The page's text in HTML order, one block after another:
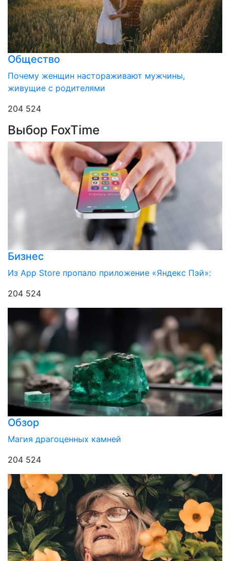
Общество
Почему женщин настораживают мужчины,
живущие с родителями
204 524
Выбор FoxTime
Бизнес
Из App Store пропало приложение «Яндекс Пэй»:
204 524
Обзор
Магия драгоценных камней
204 524